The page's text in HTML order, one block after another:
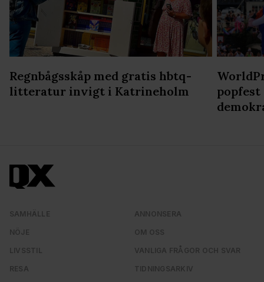
Regnbågsskåp med gratis hbtq-
litteratur invigt i Katrineholm
SAMHÄLLE
NÖJE
LIVSSTIL
RESA
ANNONSERA
OM OSS
VANLIGA FRÅGOR OCH SVAR
TIDNINGSARKIV